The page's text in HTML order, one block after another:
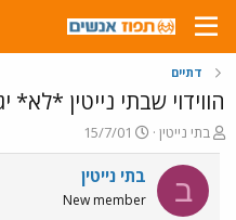
דתיים
הווידוי שבתי נייטין *לא*
פ
ו
ת
ח
ה
בתי נייטין
פ
ו
ר
ס
ם
15/7/01
ב בתי נייטין
New member